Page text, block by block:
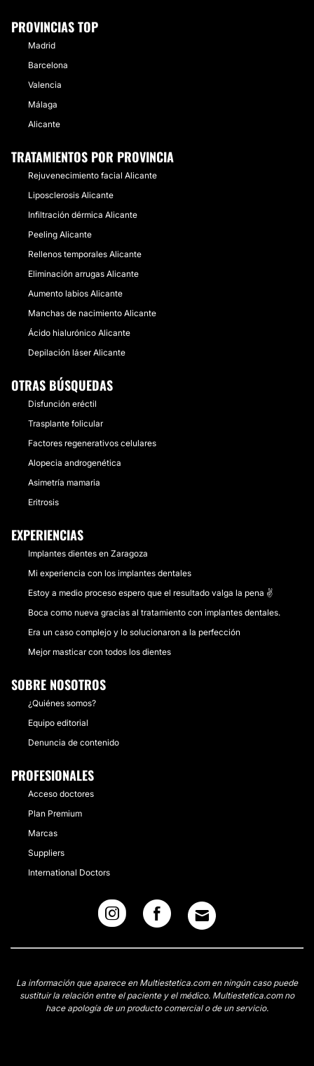
PROVINCIAS TOP
Madrid
Barcelona
Valencia
Málaga
Alicante
TRATAMIENTOS POR PROVINCIA
Rejuvenecimiento facial Alicante
Liposclerosis Alicante
Infiltración dérmica Alicante
Peeling Alicante
Rellenos temporales Alicante
Eliminación arrugas Alicante
Aumento labios Alicante
Manchas de nacimiento Alicante
Ácido hialurónico Alicante
Depilación láser Alicante
OTRAS BÚSQUEDAS
Disfunción eréctil
Trasplante folicular
Factores regenerativos celulares
Alopecia androgenética
Asimetría mamaria
Eritrosis
EXPERIENCIAS
Implantes dientes en Zaragoza
Mi experiencia con los implantes dentales
Estoy a medio proceso espero que el resultado valga la pena ✌️
Boca como nueva gracias al tratamiento con implantes dentales.
Era un caso complejo y lo solucionaron a la perfección
Mejor masticar con todos los dientes
SOBRE NOSOTROS
¿Quiénes somos?
Equipo editorial
Denuncia de contenido
PROFESIONALES
Acceso doctores
Plan Premium
Marcas
Suppliers
International Doctors
La información que aparece en Multiestetica.com en ningún caso puede
sustituir la relación entre el paciente y el médico. Multiestetica.com no
hace apología de un producto comercial o de un servicio.